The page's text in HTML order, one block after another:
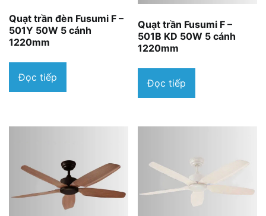
Quạt trần đèn Fusumi F –
501Y 50W 5 cánh
1220mm
Đọc tiếp
Quạt trần Fusumi F –
501B KD 50W 5 cánh
1220mm
Đọc tiếp